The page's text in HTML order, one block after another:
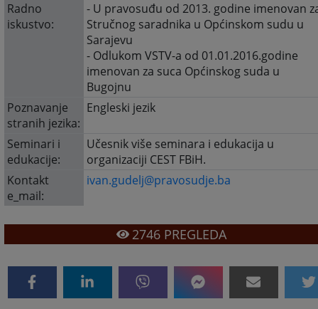
Radno
iskustvo:
- U pravosuđu od 2013. godine imenovan
Stručnog saradnika u Općinskom sudu u
Sarajevu
- Odlukom VSTV-a od 01.01.2016.godine
imenovan za suca Općinskog suda u
Bugojnu
Poznavanje
stranih jezika:
Engleski jezik
Seminari i
edukacije:
Učesnik više seminara i edukacija u
organizaciji CEST FBiH.
Kontakt
e_mail:
ivan.gudelj@pravosudje.ba
2746PREGLEDA